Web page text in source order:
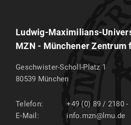
Ludwig-Maximilians-
MZN - Münchener
Geschwister-Scholl-Platz 1
80539 München
Telefon:
+49 (0) 89 / 2180 -
E-Mail:
info.mzn@lmu.de